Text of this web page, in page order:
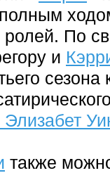
ролей. По
и
также